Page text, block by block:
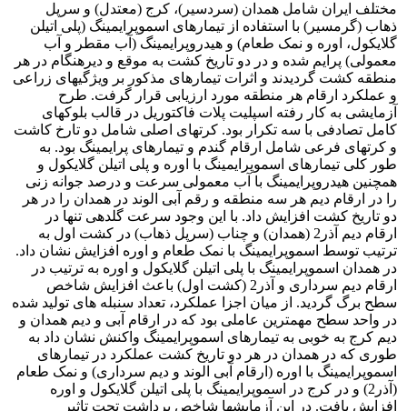
مختلف ایران شامل همدان (سردسیر)، کرج (معتدل) و سرپل
ذهاب (گرمسیر) با استفاده از تیمارهای اسموپرایمینگ (پلی اتیلن
گلایکول، اوره و نمک طعام) و هیدروپرایمینگ (آب مقطر و آب
معمولی) پرایم شده و در دو تاریخ کشت به موقع و دیرهنگام در هر
منطقه کشت گردیدند و اثرات تیمارهای مذکور بر ویژگیهای زراعی
و عملکرد ارقام هر منطقه مورد ارزیابی قرار گرفت. طرح
آزمایشی به کار رفته اسپلیت پلات فاکتوریل در قالب بلوکهای
کامل تصادفی با سه تکرار بود. کرتهای اصلی شامل دو تارخ کاشت
و کرتهای فرعی شامل ارقام گندم و تیمارهای پرایمینگ بود. به
طور کلی تیمارهای اسموپرایمینگ با اوره و پلی اتیلن گلایکول و
همچنین هیدروپرایمینگ با آب معمولی سرعت و درصد جوانه زنی
را در ارقام دیم هر سه منطقه و رقم آبی الوند در همدان را در هر
دو تاریخ کشت افزایش داد. با این وجود سرعت گلدهی تنها در
ارقام دیم آذر2 (همدان) و چناب (سرپل ذهاب) در کشت اول به
ترتیب توسط اسموپرایمینگ با نمک طعام و اوره افزایش نشان داد.
در همدان اسموپرایمینگ با پلی اتیلن گلایکول و اوره به ترتیب در
ارقام دیم سرداری و آذر2 (کشت اول) باعث افزایش شاخص
سطح برگ گردید. از میان اجزا عملکرد، تعداد سنبله های تولید شده
در واحد سطح مهمترین عاملی بود که در ارقام آبی و دیم همدان و
دیم کرج به خوبی به تیمارهای اسموپرایمینگ واکنش نشان داد به
طوری که در همدان در هر دو تاریخ کشت عملکرد در تیمارهای
اسموپرایمینگ با اوره (ارقام آبی الوند و دیم سرداری) و نمک طعام
(آذر2) و در کرج در اسموپرایمینگ با پلی اتیلن گلایکول و اوره
افزایش یافت. در این آزمایشها شاخص برداشت تحت تاثیر